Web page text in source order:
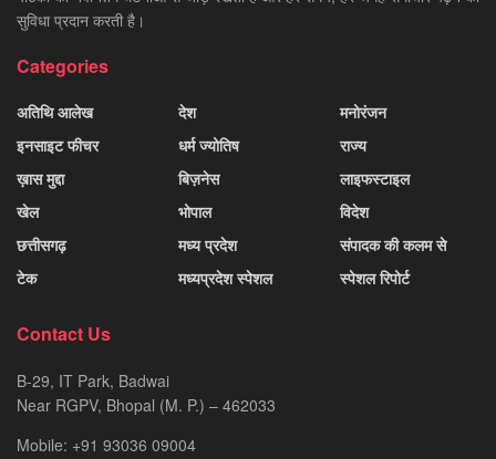
सुविधा प्रदान करती है।
Categories
अतिथि आलेख
इनसाइट फीचर
ख़ास मुद्दा
खेल
छत्तीसगढ़
टेक
देश
धर्म ज्योतिष
बिज़नेस
भोपाल
मध्य प्रदेश
मध्यप्रदेश स्पेशल
मनोरंजन
राज्य
लाइफस्टाइल
विदेश
संपादक की कलम से
स्पेशल रिपोर्ट
Contact Us
B-29, IT Park, Badwai
Near RGPV, Bhopal (M. P.) – 462033
Mobile: +91 93036 09004